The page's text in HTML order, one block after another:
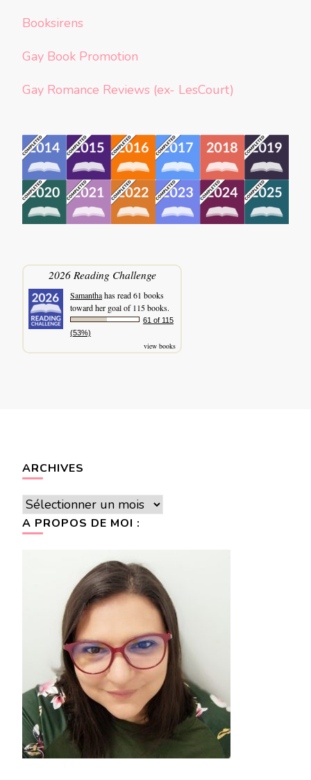
Booksirens
Gay Book Promotion
Gay Romance Reviews (ex- LesCourt)
2026 Reading Challenge
Samanthahas read 61 books
toward her goal of 115 books.
61 of 115
(53%)
view books
ARCHIVES
Archives
A PROPOS DE MOI :